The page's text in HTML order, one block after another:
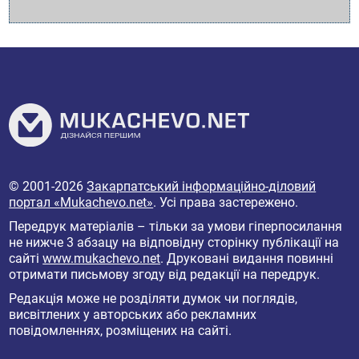
© 2001-2026Закарпатський інформаційно-діловий
портал «Mukachevo.net». Усі права застережено.
Передрук матеріалів – тільки за умови гіперпосилання
не нижче 3 абзацу на відповідну сторінку публікації на
сайтіwww.mukachevo.net. Друковані видання повинні
отримати письмову згоду від редакції на передрук.
Редакція може не розділяти думок чи поглядів,
висвітлених у авторських або рекламних
повідомленнях, розміщених на сайті.